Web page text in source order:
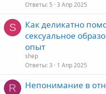
Ответы 5 3 Апр 2025
S
Как деликатно
сексуальное
опыт
shep
Ответы 3 1 Апр 2025
R
Непонимание в